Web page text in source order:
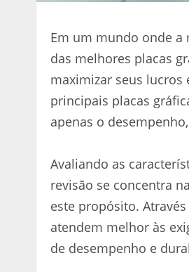
Em um mundo onde a
das melhores placas
maximizar seus lucros
principais placas
apenas o
Avaliando as
revisão se concentra
este propósito.
atendem melhor às
de desempenho e